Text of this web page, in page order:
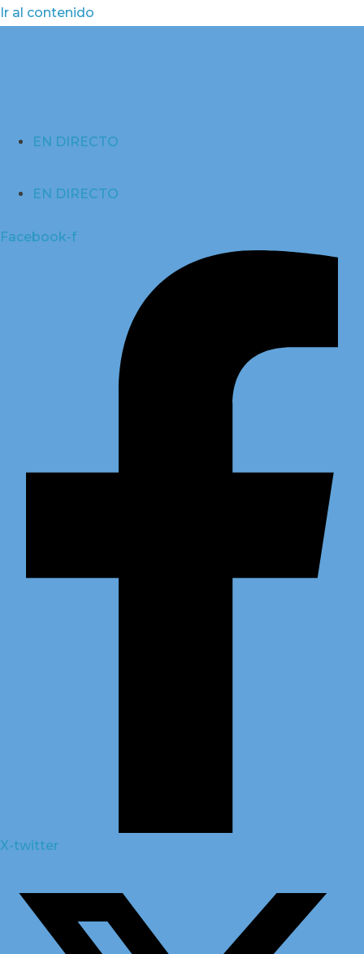
Ir al contenido
EN DIRECTO
EN DIRECTO
Facebook-f
X-twitter